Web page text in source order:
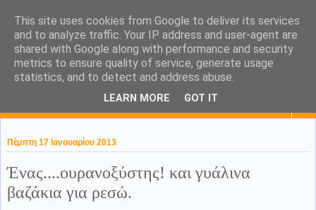
KaPa. Me without you...tea
without a biscuit!
Πέμπτη 17 Ιανουαρίου 2013
Ένας....ουρανοξύστης! και γυάλινα
βαζάκια για ρεσώ.
This site uses cookies from Google to deliver its services
and to analyze traffic. Your IP address and user-agent are
shared with Google along with performance and security
metrics to ensure quality of service, generate usage
statistics, and to detect and address abuse.
LEARN MORE GOT IT